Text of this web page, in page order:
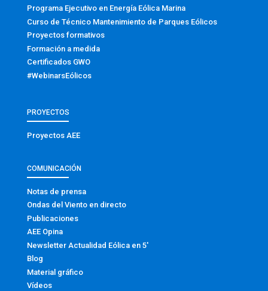
Programa Ejecutivo en Energía Eólica Marina
Curso de Técnico Mantenimiento de Parques Eólicos
Proyectos formativos
Formación a medida
Certificados GWO
#WebinarsEólicos
PROYECTOS
Proyectos AEE
COMUNICACIÓN
Notas de prensa
Ondas del Viento en directo
Publicaciones
AEE Opina
Newsletter Actualidad Eólica en 5′
Blog
Material gráfico
Vídeos